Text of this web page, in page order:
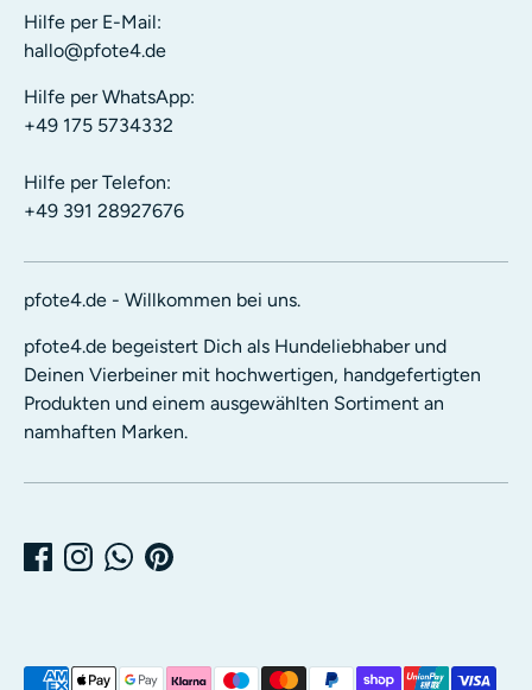
Hilfe per E-Mail:
hallo@pfote4.de
Hilfe per WhatsApp:
+49 175 5734332
Hilfe per Telefon:
+49 391 28927676
pfote4.de - Willkommen bei uns.
pfote4.de begeistert Dich als Hundeliebhaber und
Deinen Vierbeiner mit hochwertigen, handgefertigten
Produkten und einem ausgewählten Sortiment an
namhaften Marken.
Akzeptierte